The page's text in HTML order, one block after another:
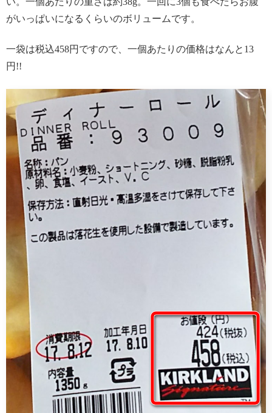
がいっぱいになるくらいのボリュームです。
一袋は税込458円ですので、一個あたりの価格はなんと13
円!!